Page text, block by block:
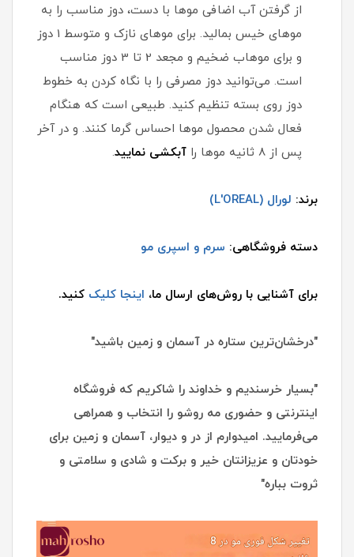
از گرفتن آب اضافی موها با دست، دوز مناسب را به
موهای خیس بمالید. برای موهای نازک و متوسط 1 دوز
و برای موهاب ضخیم و مجعد 2 تا 3 دوز مناسب
است. می‌توانید دوز مصرفی را با نگاه کردن به خطوط
دوز روی بسته تنظیم کنید. طبیعی است که هنگام
فعال شدن محصول موها احساس گرما کنند. و در آخر
پس از 8 ثانیه موها را
آبکشی نمایید.
برند: لورال (L'OREAL)
دسته فروشگاهی: سرم و اسپری مو
برای آشنایی با روش‌های ارسال ما، اینجا کلیک کنید.
"درخشان‌ترین ستاره در آسمان و زمین باشید"
"بسیار خرسندیم و خداوند را شاکریم که فروشگاه
اینترنتی و حضوری مه روشو را انتخاب و همراهی
می‌فرمایید. امیدوارم از در و دیوار، آسمان و زمین برای
خودتان و عزیزانتان خیر و برکت و شادی و سلامتی و
ثروت بباره"